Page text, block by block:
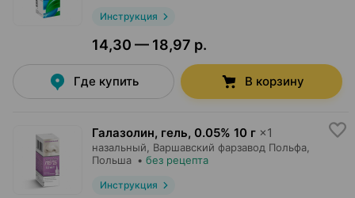
Инструкция
14,30 — 18,97 р.
Где купить В корзину
Галазолин, гель, 0.05% 10 г ×1
назальный, Варшавский фарзавод Польфа,
Польша • без рецепта
Инструкция